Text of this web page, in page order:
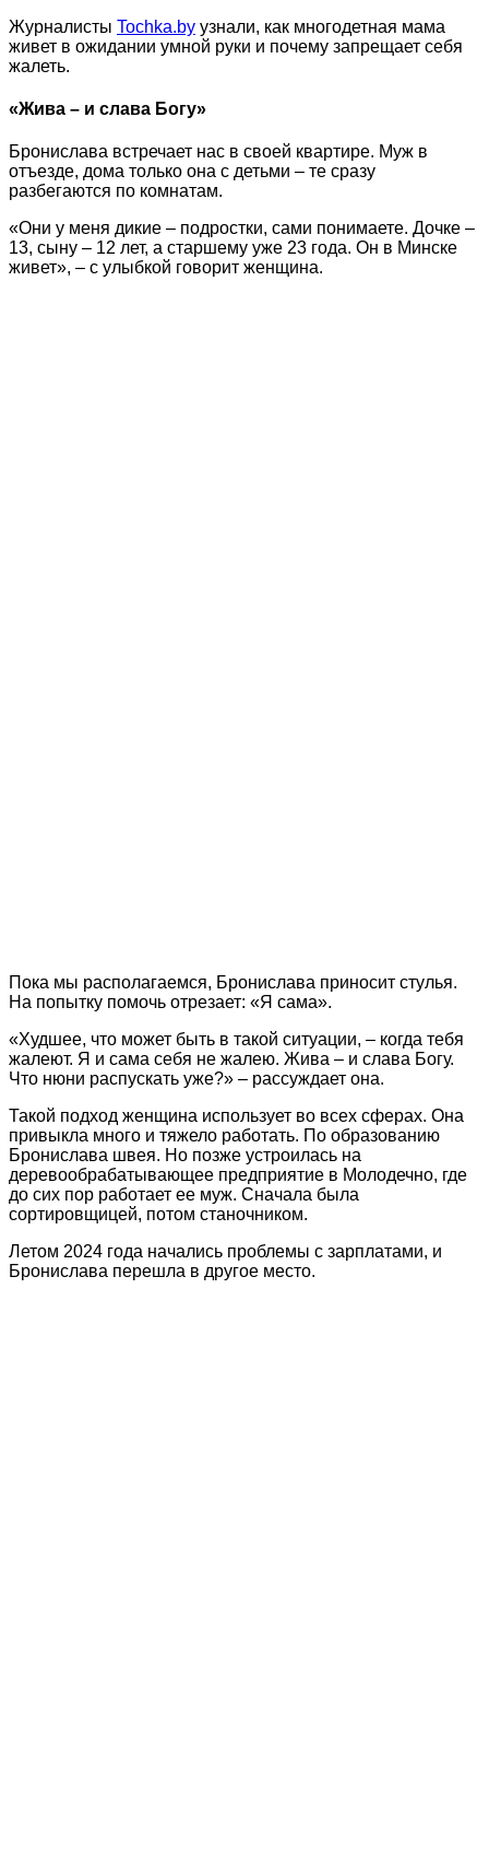
Журналисты Tochka.by узнали, как многодетная мама
живет в ожидании умной руки и почему запрещает себя
жалеть.
«Жива – и слава Богу»
Бронислава встречает нас в своей квартире. Муж в
отъезде, дома только она с детьми – те сразу
разбегаются по комнатам.
«Они у меня дикие – подростки, сами понимаете. Дочке –
13, сыну – 12 лет, а старшему уже 23 года. Он в Минске
живет», – с улыбкой говорит женщина.
Пока мы располагаемся, Бронислава приносит стулья.
На попытку помочь отрезает: «Я сама».
«Худшее, что может быть в такой ситуации, – когда тебя
жалеют. Я и сама себя не жалею. Жива – и слава Богу.
Что нюни распускать уже?» – рассуждает она.
Такой подход женщина использует во всех сферах. Она
привыкла много и тяжело работать. По образованию
Бронислава швея. Но позже устроилась на
деревообрабатывающее предприятие в Молодечно, где
до сих пор работает ее муж. Сначала была
сортировщицей, потом станочником.
Летом 2024 года начались проблемы с зарплатами, и
Бронислава перешла в другое место.